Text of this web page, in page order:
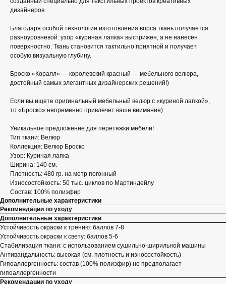
дизайнеров.
Благодаря особой технологии изготовления ворса ткань получается
разноуровневой: узор «куриная лапка» выстрижен, а не нанесен
поверхностно. Ткань становится тактильно приятной и получает
особую визуальную глубину.
Броско «Коралл» — королевский красный — мебельного велюра,
достойный самых элегантных дизайнерских решений!)
Если вы ищете оригинальный мебельный велюр с «куриной лапкой»,
то «Броско» непременно привлечет ваше внимание)
Уникальное предложение для перетяжки мебели!
Тип ткани: Велюр
Коллекция: Велюр Броско
Узор: Куриная лапка
Ширина: 140 см.
Плотность: 480 гр. на метр погонный
Износостойкость: 50 тыс. циклов по Мартиндейлу
Состав: 100% полиэфир
Дополнительные характеристики
Рекомендации по уходу
Дополнительные характеристики
Устойчивость окраски к трению: баллов 7-8
Устойчивость окраски к свету: баллов 5-6
Стабилизация ткани: с использованием сушильно-ширильной машины
Антивандальность: высокая (см. плотность и износостойкость)
Гипоаллергенность: состав (100% полиэфир) не предполагает
гипоаллергенности
Рекомендации по уходу